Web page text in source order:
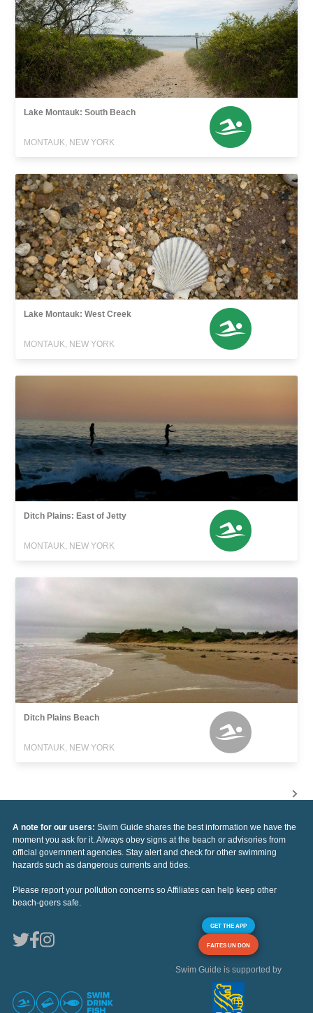
Lake Montauk: South Beach
MONTAUK, NEW YORK
Lake Montauk: West Creek
MONTAUK, NEW YORK
Ditch Plains: East of Jetty
MONTAUK, NEW YORK
Ditch Plains Beach
MONTAUK, NEW YORK
A note for our users: Swim Guide shares the best information we have the
moment you ask for it. Always obey signs at the beach or advisories from
official government agencies. Stay alert and check for other swimming
hazards such as dangerous currents and tides.
Please report your pollution concerns so Affiliates can help keep other
beach-goers safe.
GET THE APP
FAITES UN DON
Swim Guide is supported by